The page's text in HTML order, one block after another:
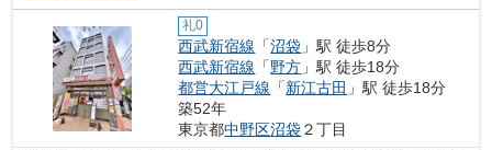
礼0
西武新宿線 「沼袋 」駅 徒歩8分
西武新宿線 「野方 」駅 徒歩18分
都営大江戸線 「新江古田 」駅 徒歩18分
築52年
東京都中野区沼袋２丁目